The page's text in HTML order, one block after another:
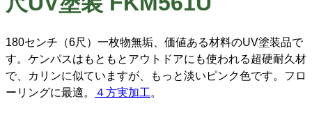
180センチ（6尺）一枚物無垢、価値ある材料のUV塗装品で
す。ケンパスはもともとアウトドアにも使われる超硬耐久材
で、カリンに似ていますが、もっと淡いピンク色です。フロ
ーリングに最適。
４方実加工。